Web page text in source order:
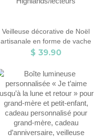
Veilleuse décorative de Noël
artisanale en forme de vache
des Highlands, lampe de nuit
intérieure, cadeau
d'anniversaire/Noël pour les
amoureux des vaches des
Highlands/lecteurs
$ 39.90